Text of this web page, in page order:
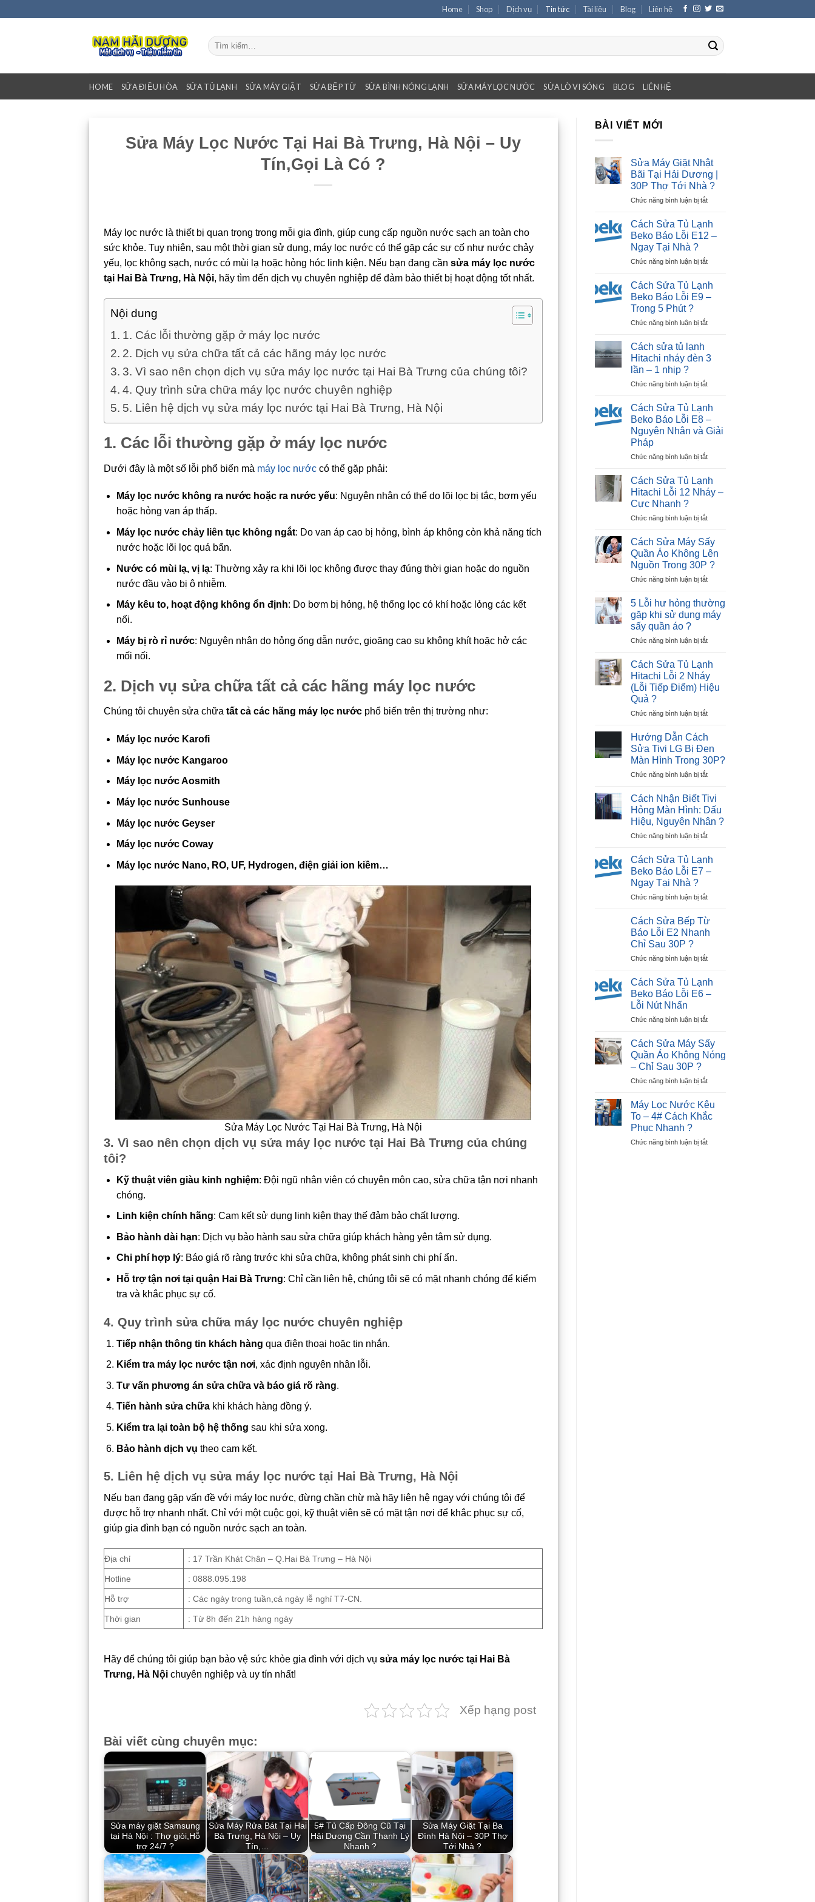
Home Shop Dịch vụ Tin tức Tài liệu Blog Liên hệ
Tìm
kiếm:
HOME SỬA ĐIỀU HÒA SỬA TỦ LẠNH SỬA MÁY GIẶT SỬA BẾP TỪ SỬA BÌNH NÓNG LẠNH SỬA MÁY LỌC NƯỚC SỬA LÒ VI SÓNG BLOG LIÊN HỆ
Sửa Máy Lọc Nước Tại Hai Bà Trưng, Hà Nội – Uy
Tín,Gọi Là Có ?
Máy lọc nước là thiết bị quan trọng trong mỗi gia đình, giúp cung cấp nguồn nước sạch an toàn cho
sức khỏe. Tuy nhiên, sau một thời gian sử dụng, máy lọc nước có thể gặp các sự cố như nước chảy
yếu, lọc không sạch, nước có mùi lạ hoặc hỏng hóc linh kiện. Nếu bạn đang cần sửa máy lọc nước
tại Hai Bà Trưng, Hà Nội, hãy tìm đến dịch vụ chuyên nghiệp để đảm bảo thiết bị hoạt động tốt nhất.
Nội dung
1. Các lỗi thường gặp ở máy lọc nước
2. Dịch vụ sửa chữa tất cả các hãng máy lọc nước
3. Vì sao nên chọn dịch vụ sửa máy lọc nước tại Hai Bà Trưng của chúng tôi?
4. Quy trình sửa chữa máy lọc nước chuyên nghiệp
5. Liên hệ dịch vụ sửa máy lọc nước tại Hai Bà Trưng, Hà Nội
1. Các lỗi thường gặp ở máy lọc nước
Dưới đây là một số lỗi phổ biến mà máy lọc nước có thể gặp phải:
Máy lọc nước không ra nước hoặc ra nước yếu: Nguyên nhân có thể do lõi lọc bị tắc, bơm yếu
hoặc hỏng van áp thấp.
Máy lọc nước chảy liên tục không ngắt: Do van áp cao bị hỏng, bình áp không còn khả năng tích
nước hoặc lõi lọc quá bẩn.
Nước có mùi lạ, vị lạ: Thường xảy ra khi lõi lọc không được thay đúng thời gian hoặc do nguồn
nước đầu vào bị ô nhiễm.
Máy kêu to, hoạt động không ổn định: Do bơm bị hỏng, hệ thống lọc có khí hoặc lỏng các kết
nối.
Máy bị rò rỉ nước: Nguyên nhân do hỏng ống dẫn nước, gioăng cao su không khít hoặc hở các
mối nối.
2. Dịch vụ sửa chữa tất cả các hãng máy lọc nước
Chúng tôi chuyên sửa chữa tất cả các hãng máy lọc nước phổ biến trên thị trường như:
Máy lọc nước Karofi
Máy lọc nước Kangaroo
Máy lọc nước Aosmith
Máy lọc nước Sunhouse
Máy lọc nước Geyser
Máy lọc nước Coway
Máy lọc nước Nano, RO, UF, Hydrogen, điện giải ion kiềm…
Sửa Máy Lọc Nước Tại Hai Bà Trưng, Hà Nội
3. Vì sao nên chọn dịch vụ sửa máy lọc nước tại Hai Bà Trưng của chúng
tôi?
Kỹ thuật viên giàu kinh nghiệm: Đội ngũ nhân viên có chuyên môn cao, sửa chữa tận nơi nhanh
chóng.
Linh kiện chính hãng: Cam kết sử dụng linh kiện thay thế đảm bảo chất lượng.
Bảo hành dài hạn: Dịch vụ bảo hành sau sửa chữa giúp khách hàng yên tâm sử dụng.
Chi phí hợp lý: Báo giá rõ ràng trước khi sửa chữa, không phát sinh chi phí ẩn.
Hỗ trợ tận nơi tại quận Hai Bà Trưng: Chỉ cần liên hệ, chúng tôi sẽ có mặt nhanh chóng để kiểm
tra và khắc phục sự cố.
4. Quy trình sửa chữa máy lọc nước chuyên nghiệp
Tiếp nhận thông tin khách hàng qua điện thoại hoặc tin nhắn.
Kiểm tra máy lọc nước tận nơi, xác định nguyên nhân lỗi.
Tư vấn phương án sửa chữa và báo giá rõ ràng.
Tiến hành sửa chữakhi khách hàng đồng ý.
Kiểm tra lại toàn bộ hệ thống sau khi sửa xong.
Bảo hành dịch vụ theo cam kết.
5. Liên hệ dịch vụ sửa máy lọc nước tại Hai Bà Trưng, Hà Nội
Nếu bạn đang gặp vấn đề với máy lọc nước, đừng chần chừ mà hãy liên hệ ngay với chúng tôi để
được hỗ trợ nhanh nhất. Chỉ với một cuộc gọi, kỹ thuật viên sẽ có mặt tận nơi để khắc phục sự cố,
giúp gia đình bạn có nguồn nước sạch an toàn.
Địa chỉ : 17 Trần Khát Chân – Q.Hai Bà Trưng – Hà Nội
Hotline : 0888.095.198
Hỗ trợ : Các ngày trong tuần,cả ngày lễ nghỉ T7-CN.
Thời gian : Từ 8h đến 21h hàng ngày
Hãy để chúng tôi giúp bạn bảo vệ sức khỏe gia đình với dịch vụ sửa máy lọc nước tại Hai Bà
Trưng, Hà Nội chuyên nghiệp và uy tín nhất!
Xếp hạng post
Bài viết cùng chuyên mục:
Sửa máy giặt Samsung
tại Hà Nội : Thợ giỏi,Hỗ
trợ 24/7 ?
Sửa Máy Rửa Bát Tại Hai
Bà Trưng, Hà Nội – Uy
Tín,…
5# Tủ Cấp Đông Cũ Tại
Hải Dương Cần Thanh Lý
Nhanh ?
Sửa Máy Giặt Tại Ba
Đình Hà Nội – 30P Thợ
Tới Nhà ?
BÀI VIẾT MỚI
Sửa Máy Giặt Nhật
Bãi Tại Hải Dương |
30P Thợ Tới Nhà ?
Chức năng bình luận bị tắtở
Máy
Giặt
Nhật
Tại
Dương
Tới
Cách Sửa Tủ Lạnh
Beko Báo Lỗi E12 –
Ngay Tại Nhà ?
Chức năng bình luận bị tắtở
Sửa
Báo
–
Ngay
Nhà
Cách Sửa Tủ Lạnh
Beko Báo Lỗi E9 –
Trong 5 Phút ?
Chức năng bình luận bị tắtở
Tủ
Lạnh
Báo
E9
Trong
5
?
Cách sửa tủ lạnh
Hitachi nháy đèn 3
lần – 1 nhịp ?
Chức năng bình luận bị tắtở
sửa
Hitachi
đèn
lần
–
1
?
Cách Sửa Tủ Lạnh
Beko Báo Lỗi E8 –
Nguyên Nhân và Giải
Pháp
Chức năng bình luận bị tắtở
Sửa
Tủ
Lạnh
Báo
E8
–
Nguyên
Nhân
và
Pháp
Cách Sửa Tủ Lạnh
Hitachi Lỗi 12 Nháy –
Cực Nhanh ?
Chức năng bình luận bị tắtở
Sửa
Tủ
Lạnh
Hitachi
Lỗi
Nháy
Cực
?
Cách Sửa Máy Sấy
Quần Áo Không Lên
Nguồn Trong 30P ?
Chức năng bình luận bị tắtở
Sửa
Máy
Sấy
Áo
Lên
Trong
30P
5 Lỗi hư hỏng thường
gặp khi sử dụng máy
sấy quần áo ?
Chức năng bình luận bị tắtở
Lỗi
hỏng
thường
khi
máy
sấy
quần
áo
Cách Sửa Tủ Lạnh
Hitachi Lỗi 2 Nháy
(Lỗi Tiếp Điểm) Hiệu
Quả ?
Chức năng bình luận bị tắtở
Lạnh
Hitachi
Lỗi
Nháy
(Lỗi
Tiếp
Điểm)
Hiệu
?
Hướng Dẫn Cách
Sửa Tivi LG Bị Đen
Màn Hình Trong 30P?
Chức năng bình luận bị tắtở
Dẫn
Cách
Sửa
Tivi
LG
Đen
30P?
Cách Nhận Biết Tivi
Hỏng Màn Hình: Dấu
Hiệu, Nguyên Nhân ?
Chức năng bình luận bị tắtở
Nhận
Màn
Dấu
Nguyên
?
Cách Sửa Tủ Lạnh
Beko Báo Lỗi E7 –
Ngay Tại Nhà ?
Chức năng bình luận bị tắtở
Lạnh
Báo
E7
Nhà
Cách Sửa Bếp Từ
Báo Lỗi E2 Nhanh
Chỉ Sau 30P ?
Chức năng bình luận bị tắtở
Sửa
Lỗi
Nhanh
Chỉ
Sau
?
Cách Sửa Tủ Lạnh
Beko Báo Lỗi E6 –
Lỗi Nút Nhấn
Chức năng bình luận bị tắtở
Sửa
Tủ
Lạnh
Báo
E6
Lỗi
Nhấn
Cách Sửa Máy Sấy
Quần Áo Không Nóng
– Chỉ Sau 30P ?
Chức năng bình luận bị tắtở
Sửa
Sấy
Áo
Máy Lọc Nước Kêu
To – 4# Cách Khắc
Phục Nhanh ?
Chức năng bình luận bị tắtở